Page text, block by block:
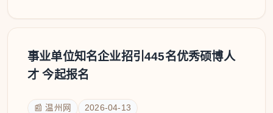
事业单位知名企业招引445名优秀硕博人
才 今起报名
📰 温州网 2026-04-13